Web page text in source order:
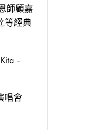
師顧嘉
等經典
–
唱會